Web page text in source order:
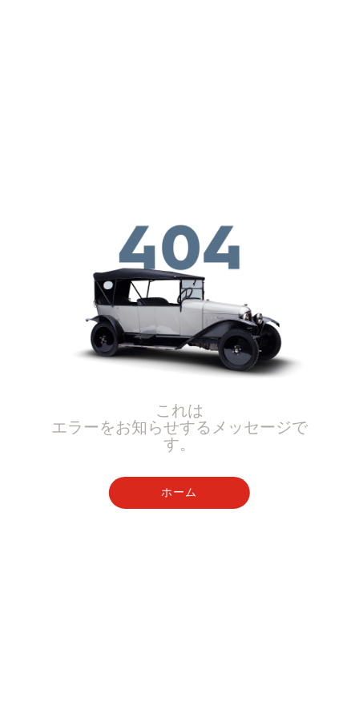
これは
エラーをお知らせするメッセージで
す。
ホーム